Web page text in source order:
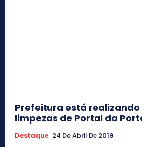
Prefeitura está realizando
limpezas de Portal da
Destaque 24 De Abril De 2019